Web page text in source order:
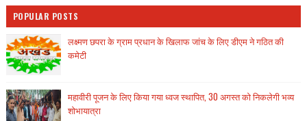
POPULAR POSTS
लक्ष्मण छपरा के ग्राम प्रधान के खिलाफ जांच के लिए डीएम ने गठित की
कमेटी
महावीरी पूजन के लिए किया गया ध्वज स्थापित, 30 अगस्त को निकलेगी भव्य
शोभायात्रा